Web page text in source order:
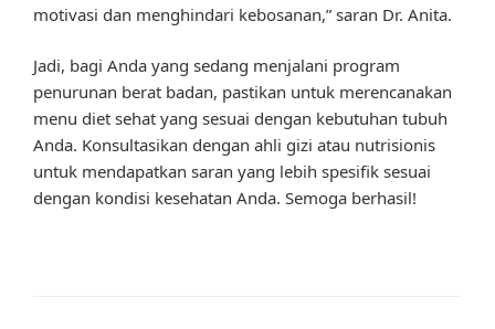
motivasi dan menghindari kebosanan,” saran Dr. Anita.
Jadi, bagi Anda yang sedang menjalani program
penurunan berat badan, pastikan untuk merencanakan
menu diet sehat yang sesuai dengan kebutuhan tubuh
Anda. Konsultasikan dengan ahli gizi atau nutrisionis
untuk mendapatkan saran yang lebih spesifik sesuai
dengan kondisi kesehatan Anda. Semoga berhasil!